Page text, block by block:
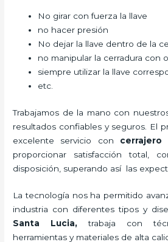
No girar con fuerza la llave
no hacer presión
No dejar la llave dentro de la
no manipular la cerradura con
siempre utilizar la llave
etc.
Trabajamos de la mano con
resultados confiables y seguros. El
excelente servicio con cerrajero
proporcionar satisfacción total,
disposición, superando así las
La tecnología nos ha permitido
industria con diferentes tipos y
Santa Lucia,trabaja con
herramientas y materiales de alta